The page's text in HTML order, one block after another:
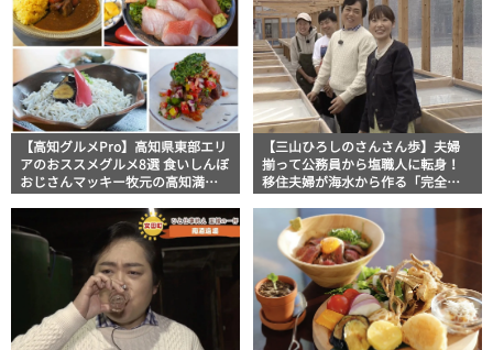
【高知グルメPro】高知県東部エリ
アのおススメグルメ8選 食いしんぼ
おじさんマッキー牧元の高知満腹
【三山ひろしのさんさん歩】夫婦
揃って公務員から塩職人に転身！
移住夫婦が海水から作る「完全天